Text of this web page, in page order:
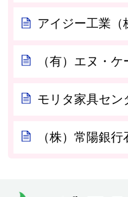
アイジー工業（
（有）エヌ・
モリタ家具セン
（株）常陽銀